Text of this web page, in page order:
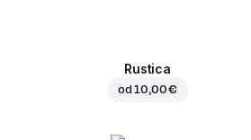
Rustica
od10,00 €